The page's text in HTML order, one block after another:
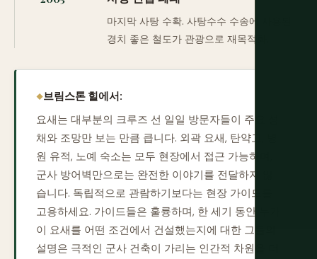
마지막 사탕 수확. 사탕수수 수송에 사용된
경치 좋은 철도가 관광으로 재목적화.
브림스톤 힐에서:
요새는 대부분의 크루즈 선 일일 방문자들이 주요 성
채와 조망만 보는 만큼 큽니다. 외곽 요새, 탄약고, 병
원 유적, 노예 숙소는 모두 현장에서 접근 가능하며,
군사 방어벽만으로는 완전한 이야기를 전달하지 않
습니다. 독립적으로 관람하기보다는 현장 가이드를
고용하세요. 가이드들은 훌륭하며, 한 세기 동안 누가
이 요새를 어떤 조건에서 건설했는지에 대한 그들의
설명은 극적인 군사 건축이 가리는 인간적 차원을 더